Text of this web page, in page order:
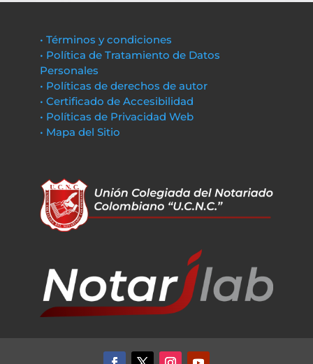
• Términos y condiciones
• Política de Tratamiento de Datos
Personales
• Políticas de derechos de autor
• Certificado de Accesibilidad
• Políticas de Privacidad Web
• Mapa del Sitio